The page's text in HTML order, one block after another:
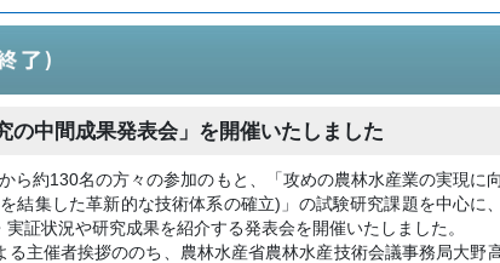
の中間成果発表会」を開催いたしました
ら約130名の方々の参加のもと、「攻めの農林水産業の実現に
結集した革新的な技術体系の確立)」の試験研究課題を中心に
証状況や研究成果を紹介する発表会を開催いたしました。
主催者挨拶ののち、農林水産省農林水産技術会議事務局大野